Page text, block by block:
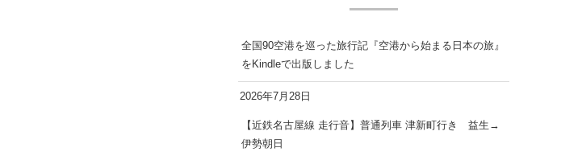
全国90空港を巡った旅行記『空港から始まる日本の旅』
をKindleで出版しました
2026年7月28日
【近鉄名古屋線 走行音】普通列車 津新町行き 益生→
伊勢朝日